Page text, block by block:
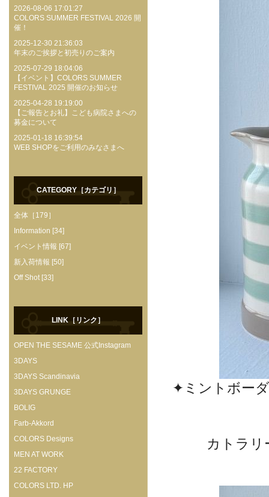
✦ミントボー
カトラリ
2026-08-06 17:01:27
COLORS SUMMER FESTIVAL 2026 開
催！
2025-12-30 21:36:03
年末のご挨拶と初売りのご案内
2025-07-29 18:04:06
【イベント】COLORS SUMMER
FESTIVAL 2025 開催のお知らせ
2025-04-28 19:19:00
【ご報告とお礼】こども病院さまへの
募金について
2025-01-18 16:39:54
WEB SHOPをご利用のみなさまへ
CATEGORY［カテゴリ］
全体［179］
Information [34]
イベント情報 [67]
新入荷情報 [50]
Off Shot [33]
LINK［リンク］
OPEN THE SESAME 公式Instagram
3DAYS
3DAYS Scandinavia
3DAYS GRUNGE
BOLIG
Farb-Akkord
COLORS Designs
MEN AT WORK
22 FACTORY
COLORS LTD. HP